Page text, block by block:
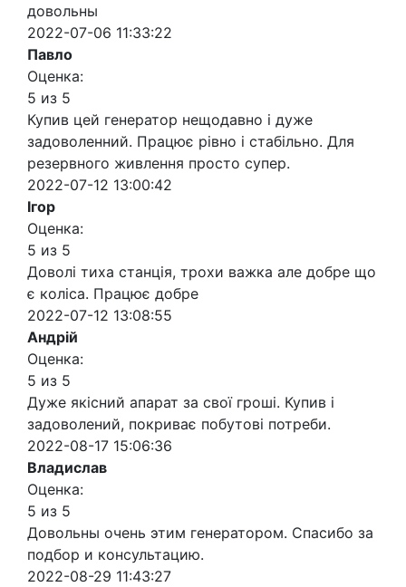
довольны
2022-07-06 11:33:22
Павло
Оценка:
5 из 5
Купив цей генератор нещодавно і дуже
задоволенний. Працює рівно і стабільно. Для
резервного живлення просто супер.
2022-07-12 13:00:42
Ігор
Оценка:
5 из 5
Доволі тиха станція, трохи важка але добре що
є коліса. Працює добре
2022-07-12 13:08:55
Андрій
Оценка:
5 из 5
Дуже якісний апарат за свої гроші. Купив і
задоволений, покриває побутові потреби.
2022-08-17 15:06:36
Владислав
Оценка:
5 из 5
Довольны очень этим генератором. Спасибо за
подбор и консультацию.
2022-08-29 11:43:27